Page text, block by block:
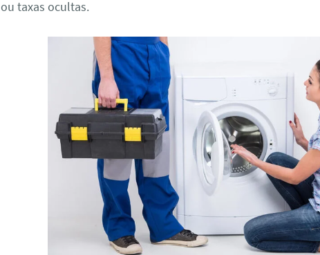
ou taxas ocultas.